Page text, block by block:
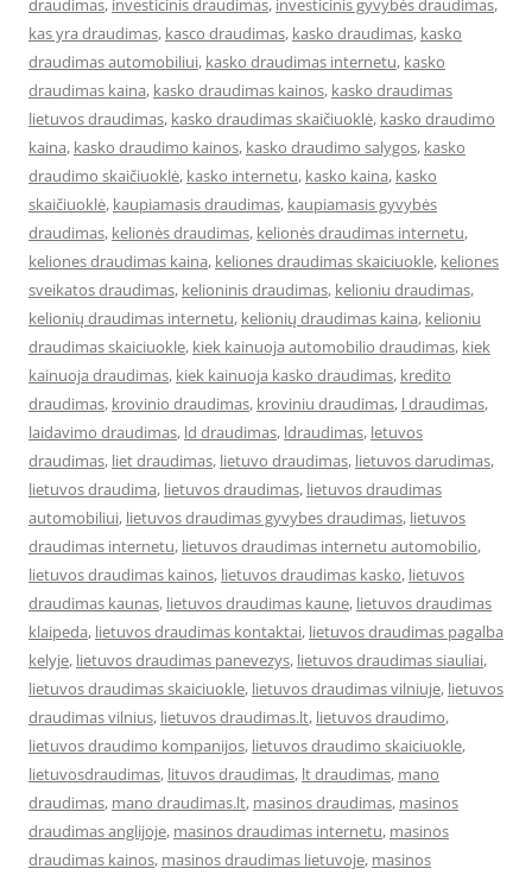
draudimas, investicinis draudimas, investicinis gyvybės draudimas,
kas yra draudimas, kasco draudimas, kasko draudimas, kasko
draudimas automobiliui, kasko draudimas internetu, kasko
draudimas kaina, kasko draudimas kainos, kasko draudimas
lietuvos draudimas, kasko draudimas skaičiuoklė, kasko draudimo
kaina, kasko draudimo kainos, kasko draudimo salygos, kasko
draudimo skaičiuoklė, kasko internetu, kasko kaina, kasko
skaičiuoklė, kaupiamasis draudimas, kaupiamasis gyvybės
draudimas, kelionės draudimas, kelionės draudimas internetu,
keliones draudimas kaina, keliones draudimas skaiciuokle, keliones
sveikatos draudimas, kelioninis draudimas, kelioniu draudimas,
kelionių draudimas internetu, kelionių draudimas kaina, kelioniu
draudimas skaiciuokle, kiek kainuoja automobilio draudimas, kiek
kainuoja draudimas, kiek kainuoja kasko draudimas, kredito
draudimas, krovinio draudimas, kroviniu draudimas, l draudimas,
laidavimo draudimas, ld draudimas, ldraudimas, letuvos
draudimas, liet draudimas, lietuvo draudimas, lietuvos darudimas,
lietuvos draudima, lietuvos draudimas, lietuvos draudimas
automobiliui, lietuvos draudimas gyvybes draudimas, lietuvos
draudimas internetu, lietuvos draudimas internetu automobilio,
lietuvos draudimas kainos, lietuvos draudimas kasko, lietuvos
draudimas kaunas, lietuvos draudimas kaune, lietuvos draudimas
klaipeda, lietuvos draudimas kontaktai, lietuvos draudimas pagalba
kelyje, lietuvos draudimas panevezys, lietuvos draudimas siauliai,
lietuvos draudimas skaiciuokle, lietuvos draudimas vilniuje, lietuvos
draudimas vilnius, lietuvos draudimas.lt, lietuvos draudimo,
lietuvos draudimo kompanijos, lietuvos draudimo skaiciuokle,
lietuvosdraudimas, lituvos draudimas, lt draudimas, mano
draudimas, mano draudimas.lt, masinos draudimas, masinos
draudimas anglijoje, masinos draudimas internetu, masinos
draudimas kainos, masinos draudimas lietuvoje, masinos